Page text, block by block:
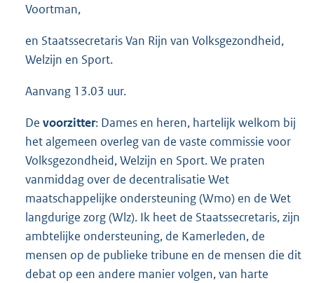
Voortman,
en Staatssecretaris Van Rijn van Volksgezondheid,
Welzijn en Sport.
Aanvang 13.03 uur.
De voorzitter: Dames en heren, hartelijk welkom bij
het algemeen overleg van de vaste commissie voor
Volksgezondheid, Welzijn en Sport. We praten
vanmiddag over de decentralisatie Wet
maatschappelijke ondersteuning (Wmo) en de Wet
langdurige zorg (Wlz). Ik heet de Staatssecretaris, zijn
ambtelijke ondersteuning, de Kamerleden, de
mensen op de publieke tribune en de mensen die dit
debat op een andere manier volgen, van harte